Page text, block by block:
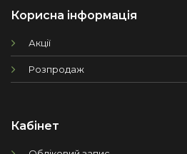
Корисна інформація
Акції
Розпродаж
Кабінет